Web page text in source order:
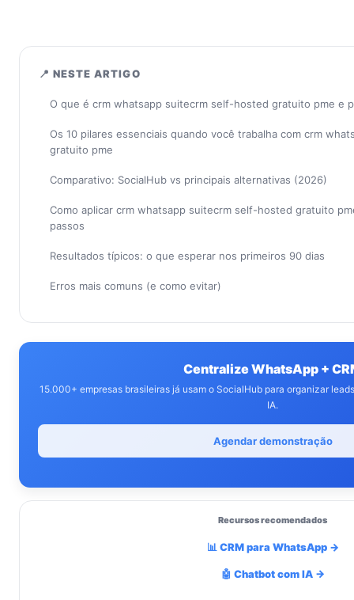
📍 NESTE ARTIGO
O que é crm whatsapp suitecrm self-hosted gratuito pme e
Os 10 pilares essenciais quando você trabalha com crm
gratuito pme
Comparativo: SocialHub vs principais alternativas (2026)
Como aplicar crm whatsapp suitecrm self-hosted gratuito
passos
Resultados típicos: o que esperar nos primeiros 90 dias
Erros mais comuns (e como evitar)
Centralize WhatsApp +
15.000+ empresas brasileiras já usam o SocialHub para organizar
IA.
Agendar demonstração
Recursos recomendados
📊 CRM para WhatsApp →
🤖 Chatbot com IA →